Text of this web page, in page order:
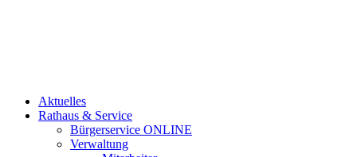
Aktuelles
Rathaus & Service
Bürgerservice ONLINE
Verwaltung